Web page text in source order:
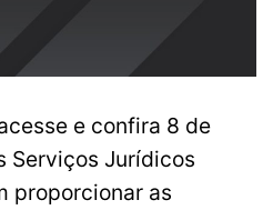
e confira 8 de
Serviços Jurídicos
proporcionar as